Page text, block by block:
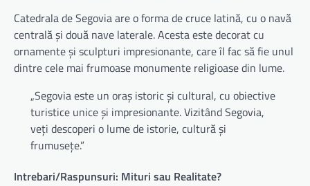
Catedrala de Segovia are o forma de cruce latină, cu o navă
centrală și două nave laterale. Acesta este decorat cu
ornamente și sculpturi impresionante, care îl fac să fie unul
dintre cele mai frumoase monumente religioase din lume.
„Segovia este un oraș istoric și cultural, cu obiective
turistice unice și impresionante. Vizitând Segovia,
veți descoperi o lume de istorie, cultură și
frumusețe.”
Intrebari/Raspunsuri: Mituri sau Realitate?